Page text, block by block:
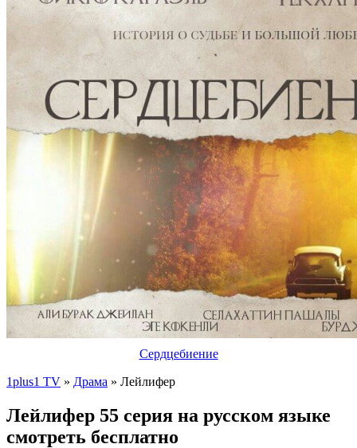
Сердцебиение
1plus1 TV » Драма » Лейлифер
Лейлифер 55 серия на русском языке
смотреть бесплатно